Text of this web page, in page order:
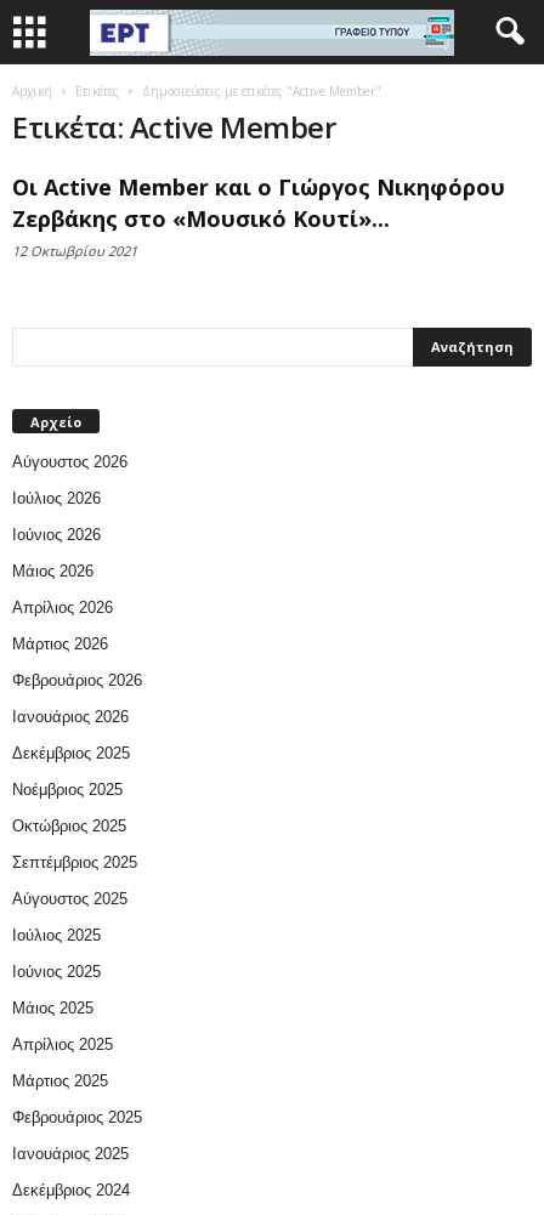
Αρχική Ετικέτες Δημοσιεύσεις με ετικέτες "Active Member"
Ετικέτα: Active Member
Οι Active Member και ο Γιώργος Νικηφόρου
Ζερβάκης στο «Μουσικό Κουτί»...
12 Οκτωβρίου 2021
Αρχείο
Αύγουστος 2026
Ιούλιος 2026
Ιούνιος 2026
Μάιος 2026
Απρίλιος 2026
Μάρτιος 2026
Φεβρουάριος 2026
Ιανουάριος 2026
Δεκέμβριος 2025
Νοέμβριος 2025
Οκτώβριος 2025
Σεπτέμβριος 2025
Αύγουστος 2025
Ιούλιος 2025
Ιούνιος 2025
Μάιος 2025
Απρίλιος 2025
Μάρτιος 2025
Φεβρουάριος 2025
Ιανουάριος 2025
Δεκέμβριος 2024